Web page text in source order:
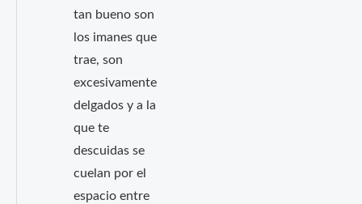
tan bueno son
los imanes que
trae, son
excesivamente
delgados y a la
que te
descuidas se
cuelan por el
espacio entre